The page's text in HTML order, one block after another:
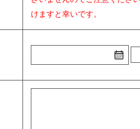
けますと幸いです。